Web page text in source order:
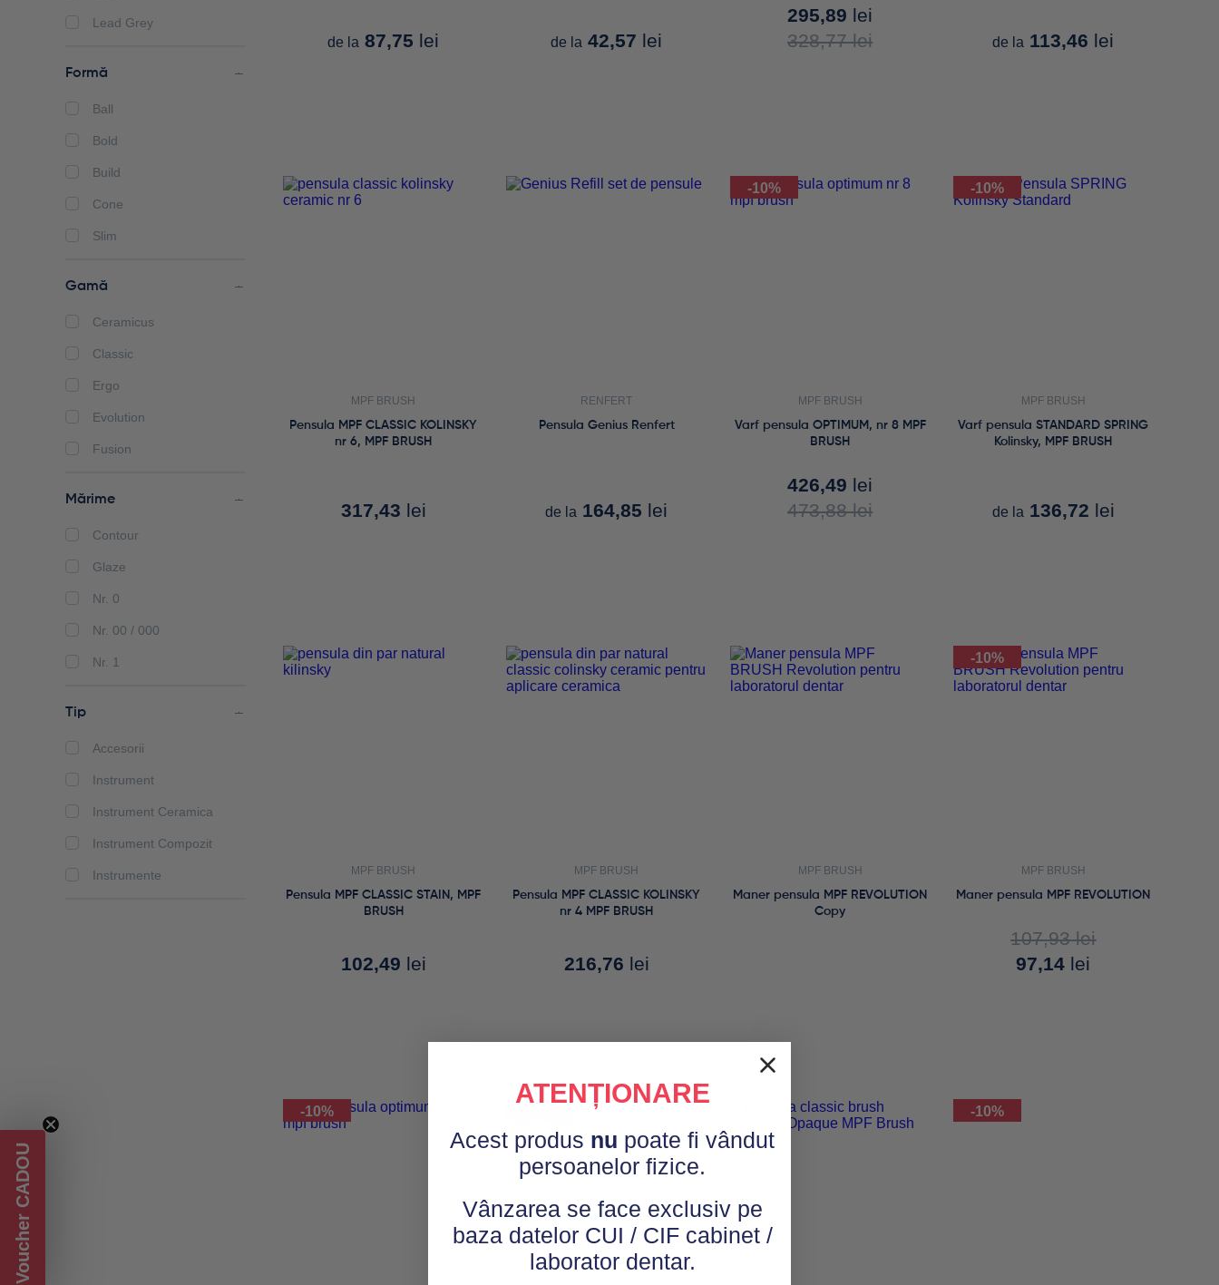
Lead Grey
Midnight Blue
Pink
Purple
Red
Sea Blue
Formă
Ball
Bold
Build
Cone
Slim
Varf Rotunjit
Varf Sulita
Varf Tip Furculita
Gamă
Ceramicus
Classic
Ergo
Evolution
Fusion
Hybrid Plus
Kolinsky Evo
Lay:Art
Lay:art Evo
Nylo
Mărime
Contour
Glaze
Nr. 0
Nr. 00 / 000
Nr. 1
Nr. 12
Nr. 14
Nr. 2
Nr. 2 / 0
Nr. 3
Tip
Accesorii
Instrument
Instrument Ceramica
Instrument Compozit
Instrumente
de la 87,75 lei de la 42,57 lei
295,89 lei
328,77lei de la 113,46 lei
MPF BRUSH
Pensula MPF CLASSIC KOLINSKY
nr 6, MPF BRUSH
317,43 lei
RENFERT
Pensula Genius Renfert
de la 164,85 lei
-10%
MPF BRUSH
Varf pensula OPTIMUM, nr 8 MPF
BRUSH
426,49 lei
473,88lei
-10%
MPF BRUSH
Varf pensula STANDARD SPRING
Kolinsky, MPF BRUSH
de la 136,72 lei
MPF BRUSH
Pensula MPF CLASSIC STAIN, MPF
BRUSH
102,49 lei
MPF BRUSH
Pensula MPF CLASSIC KOLINSKY
nr 4 MPF BRUSH
216,76 lei
MPF BRUSH
Maner pensula MPF REVOLUTION
Copy
-10%
MPF BRUSH
Maner pensula MPF REVOLUTION
107,93lei
97,14 lei
-10% -10%
Voucher CADOU
ATENȚIONARE
Acest produs nu poate fi vândut
persoanelor fizice.
Vânzarea se face exclusiv pe
baza datelor CUI / CIF cabinet /
laborator dentar.